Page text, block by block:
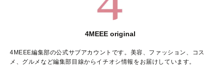
4MEEE original
4MEEE編集部の公式サブアカウントです。美容、ファッション、コス
メ、グルメなど編集部目線からイチオシ情報をお届けしています。